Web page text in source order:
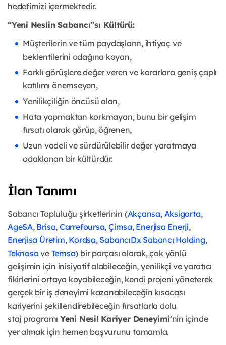
hedefimizi içermektedir.
“Yeni Neslin Sabancı”sı Kültürü:
Müşterilerin ve tüm paydaşların, ihtiyaç ve
beklentilerini odağına koyan,
Farklı görüşlere değer veren ve kararlara geniş çaplı
katılımı önemseyen,
Yenilikçiliğin öncüsü olan,
Hata yapmaktan korkmayan, bunu bir gelişim
fırsatı olarak görüp, öğrenen,
Uzun vadeli ve sürdürülebilir değer yaratmaya
odaklanan bir kültürdür.
İlan Tanımı
Sabancı Topluluğu şirketlerinin (Akçansa, Aksigorta,
AgeSA, Brisa, Carrefoursa, Çimsa, Enerjisa Enerji,
Enerjisa Üretim, Kordsa, SabancıDx Sabancı Holding,
Teknosa ve Temsa) bir parçası olarak, çok yönlü
gelişimin için inisiyatif alabileceğin, yenilikçi ve yaratıcı
fikirlerini ortaya koyabileceğin, kendi projeniyöneterek
gerçek bir iş deneyimi kazanabileceğin kısacası
kariyerini şekillendirebileceğin fırsatlarla dolu
staj programı Yeni Nesil Kariyer Deneyimi’nin içinde
yer almak için hemen başvurunu tamamla.